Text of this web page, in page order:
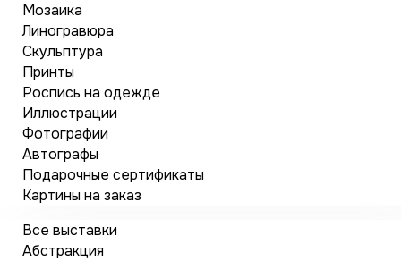
Мозаика
Линогравюра
Скульптура
Принты
Роспись на одежде
Иллюстрации
Фотографии
Автографы
Подарочные сертификаты
Картины на заказ
Все выставки
Абстракция